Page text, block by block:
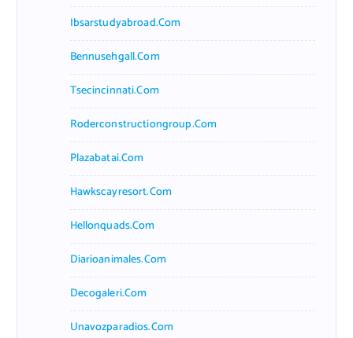
Ibsarstudyabroad.com
Bennusehgall.com
Tsecincinnati.com
Roderconstructiongroup.com
Plazabatai.com
Hawkscayresort.com
Hellonquads.com
Diarioanimales.com
Decogaleri.com
Unavozparadios.com